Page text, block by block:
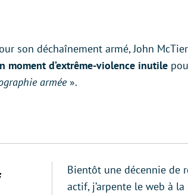
son déchaînement armé, John
moment d’extrême-violence inutile
armée».
Bientôt une décennie de
actif, j’arpente le web à la